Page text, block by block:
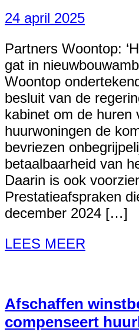
24 april 2025
Partners Woontop:
gat in
Woontop
besluit van de
kabinet om de huren
huurwoningen de
bevriezen
betaalbaarheid van
Daarin is ook
Prestatieafspraken
december 2024 […]
LEES MEER
Afschaffen
compenseert